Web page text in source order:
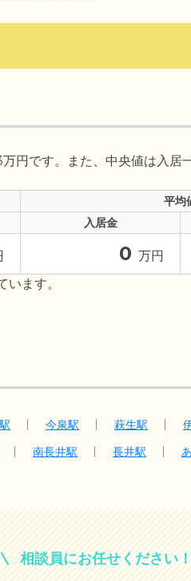
円です。また、中央値は入居
平均
入居金
0 万円
ます。
今泉駅 萩生駅
南長井駅 長井駅
相談員にお任せください